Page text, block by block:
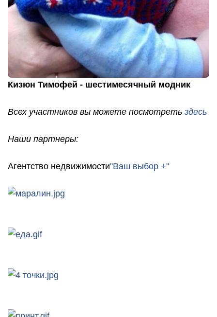
Кизюн Тимофей - шестимесячный модник
Всех участников вы можете посмотреть здесь
Наши партнеры:
Агентство недвижимости"Ваш выбор +"